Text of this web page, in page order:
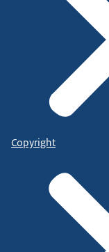
Copyright